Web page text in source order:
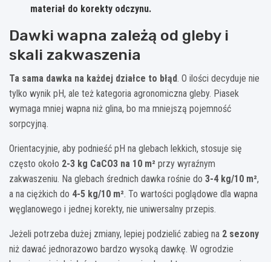
materiał do korekty odczynu.
Dawki wapna zależą od gleby i
skali zakwaszenia
Ta sama dawka na każdej działce to błąd. O ilości decyduje nie
tylko wynik pH, ale też kategoria agronomiczna gleby. Piasek
wymaga mniej wapna niż glina, bo ma mniejszą pojemność
sorpcyjną.
Orientacyjnie, aby podnieść pH na glebach lekkich, stosuje się
często około 2-3 kg CaCO3 na 10 m² przy wyraźnym
zakwaszeniu. Na glebach średnich dawka rośnie do 3-4 kg/10 m²,
a na ciężkich do 4-5 kg/10 m². To wartości poglądowe dla wapna
węglanowego i jednej korekty, nie uniwersalny przepis.
Jeżeli potrzeba dużej zmiany, lepiej podzielić zabieg na 2 sezony
niż dawać jednorazowo bardzo wysoką dawkę. W ogrodzie